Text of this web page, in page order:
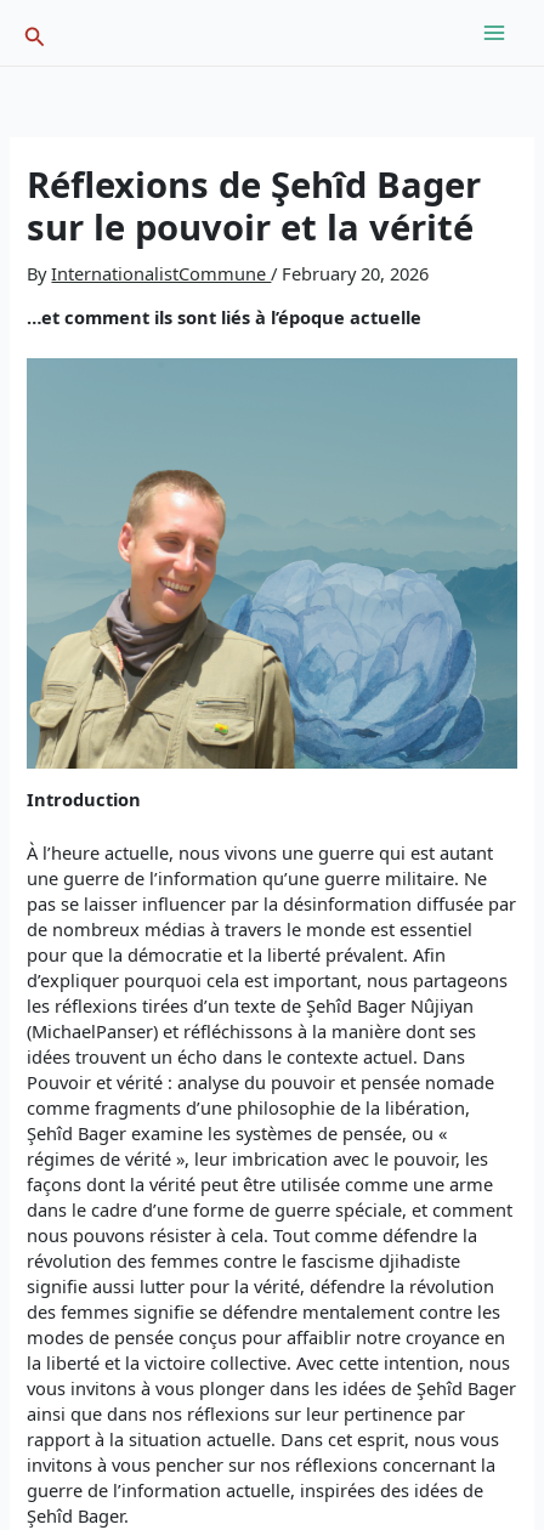
Search
Réflexions de Şehîd Bager
sur le pouvoir et la vérité
ByInternationalistCommune/ February 20, 2026
…et comment ils sont liés à l’époque actuelle
Introduction
À l’heure actuelle, nous vivons une guerre qui est autant
une guerre de l’information qu’une guerre militaire. Ne
pas se laisser influencer par la désinformation diffusée par
de nombreux médias à travers le monde est essentiel
pour que la démocratie et la liberté prévalent. Afin
d’expliquer pourquoi cela est important, nous partageons
les réflexions tirées d’un texte de Şehîd Bager Nûjiyan
(MichaelPanser) et réfléchissons à la manière dont ses
idées trouvent un écho dans le contexte actuel. Dans
Pouvoir et vérité : analyse du pouvoir et pensée nomade
comme fragments d’une philosophie de la libération,
Şehîd Bager examine les systèmes de pensée, ou «
régimes de vérité », leur imbrication avec le pouvoir, les
façons dont la vérité peut être utilisée comme une arme
dans le cadre d’une forme de guerre spéciale, et comment
nous pouvons résister à cela. Tout comme défendre la
révolution des femmes contre le fascisme djihadiste
signifie aussi lutter pour la vérité, défendre la révolution
des femmes signifie se défendre mentalement contre les
modes de pensée conçus pour affaiblir notre croyance en
la liberté et la victoire collective. Avec cette intention, nous
vous invitons à vous plonger dans les idées de Şehîd Bager
ainsi que dans nos réflexions sur leur pertinence par
rapport à la situation actuelle. Dans cet esprit, nous vous
invitons à vous pencher sur nos réflexions concernant la
guerre de l’information actuelle, inspirées des idées de
Şehîd Bager.